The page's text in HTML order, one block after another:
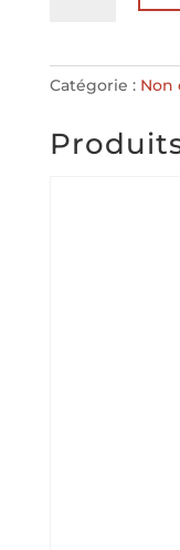
portfolios
Catégorie : Non